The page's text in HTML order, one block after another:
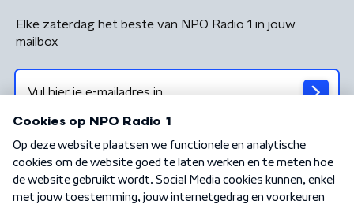
Elke zaterdag het beste van NPO Radio 1 in jouw
mailbox
Algemene voorwaarden